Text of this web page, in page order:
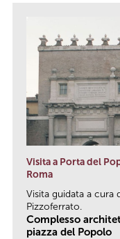
Visita a Porta del
Roma
Visita guidata a cura
Pizzoferrato.
Complesso
piazza del Popolo